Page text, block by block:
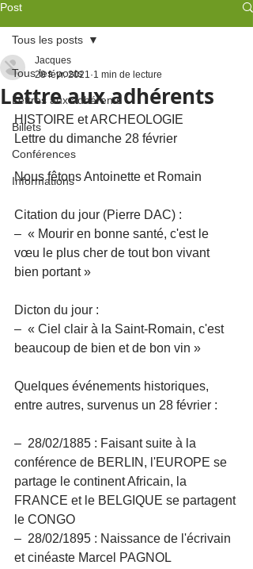
Post
Tous les posts
Lettres aux adhérents
Billets
Conférences
Informations
Tous les posts
Lettre aux adhérents
Jacques
28 févr. 2021 1 min de lecture
HISTOIRE et ARCHEOLOGIE
Lettre du dimanche 28 février
Nous fêtons Antoinette et Romain
Citation du jour (Pierre DAC) :
–  « Mourir en bonne santé, c'est le
vœu le plus cher de tout bon vivant
bien portant »
Dicton du jour :
–  « Ciel clair à la Saint-Romain, c'est
beaucoup de bien et de bon vin »
Quelques événements historiques,
entre autres, survenus un 28 février :
–  28/02/1885 : Faisant suite à la
conférence de BERLIN, l'EUROPE se
partage le continent Africain, la
FRANCE et le BELGIQUE se partagent
le CONGO
–  28/02/1895 : Naissance de l'écrivain
et cinéaste Marcel PAGNOL